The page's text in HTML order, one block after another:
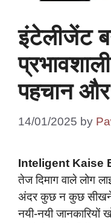
इंटेलीजेंट
पहचान
14/01/2025 by
Inteligent Kaise
तेज दिमाग वाले लोग
अंदर कुछ न कुछ सीखने
नयी-नयी